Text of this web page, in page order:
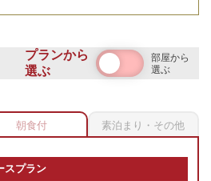
インルーム。窓からはまるで絵画
然が鑑賞できます。豊かな自然と
ックなお部屋で、大人の休日をお
・サポートで快適な滞在を
/
お部屋の詳細を見る
32
)
プランから
選ぶ
部屋から
選ぶ
朝食付 素泊まり・その他
スプラン